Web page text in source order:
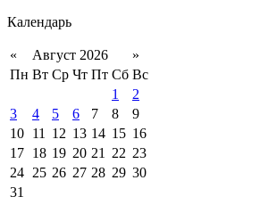
Календарь
« Август 2026
»
Пн Вт Ср Чт Пт Сб Вс
1
2
3
4 5 6 7 8
9
10 11 12 13 14 15 16
17 18 19 20 21 22 23
24 25 26 27 28 29 30
31